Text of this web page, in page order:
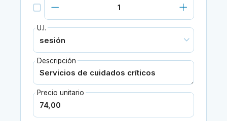
U.I.
Descripción
Precio unitario